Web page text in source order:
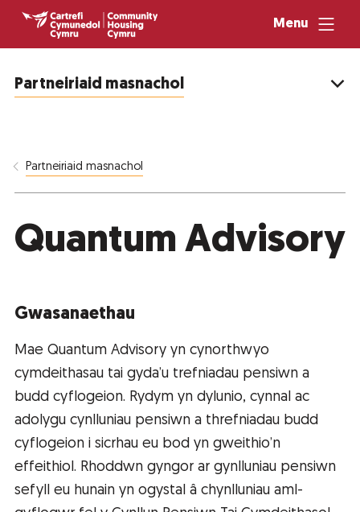
Menu
Partneiriaid masnachol
Partneiriaid masnachol
Quantum Advisory
Gwasanaethau
Mae Quantum Advisory yn cynorthwyo
cymdeithasau tai gyda’u trefniadau pensiwn a
budd cyflogeion. Rydym yn dylunio, cynnal ac
adolygu cynlluniau pensiwn a threfniadau budd
cyflogeion i sicrhau eu bod yn gweithio’n
effeithiol. Rhoddwn gyngor ar gynlluniau pensiwn
sefyll eu hunain yn ogystal â chynlluniau aml-